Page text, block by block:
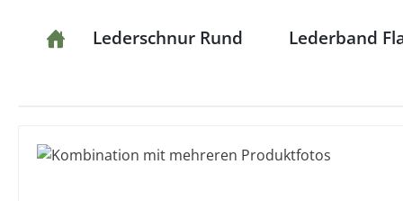
Lederschnur Rund Lederband